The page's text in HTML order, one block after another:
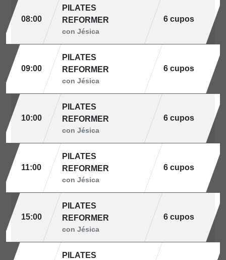
08:00
PILATES
REFORMER
con Jésica
6 cupos
09:00
PILATES
REFORMER
con Jésica
6 cupos
10:00
PILATES
REFORMER
con Jésica
6 cupos
11:00
PILATES
REFORMER
con Jésica
6 cupos
15:00
PILATES
REFORMER
con Jésica
6 cupos
PILATES